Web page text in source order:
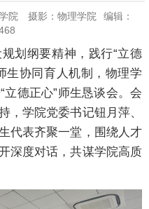
院 摄影：物理学院
编辑：
划纲要精神，践行“立德
生协同育人机制，物理学
立德正心”师生恳谈会。会
，学院党委书记钮月萍、
代表齐聚一堂，围绕人才
深度对话，共谋学院高质